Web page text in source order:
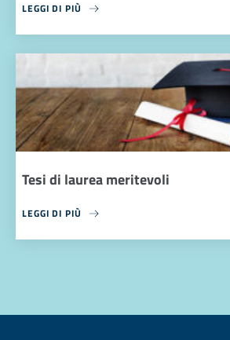
LEGGI DI PIÙ
Tesi di laurea meritevoli
LEGGI DI PIÙ